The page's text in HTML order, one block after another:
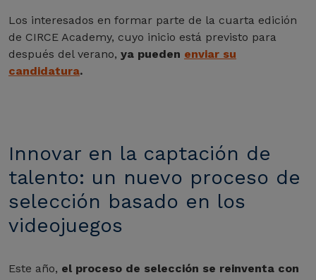
Los interesados en formar parte de la cuarta edición
de CIRCE Academy, cuyo inicio está previsto para
después del verano, ya pueden enviar su
candidatura.
Innovar en la captación de
talento: un nuevo proceso de
selección basado en los
videojuegos
Este año, el proceso de selección se reinventa con